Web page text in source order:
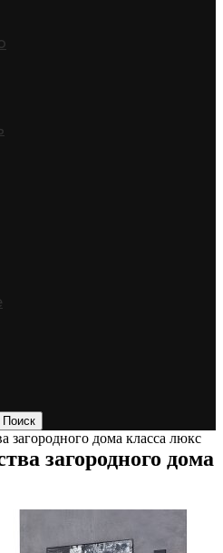
Поиск
загородного дома класса люкс
загородного дома